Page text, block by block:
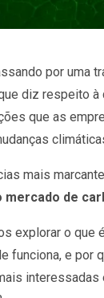
por uma
diz respeito à
que as
mais
mercado de
explorar o que
funciona, e por
interessadas